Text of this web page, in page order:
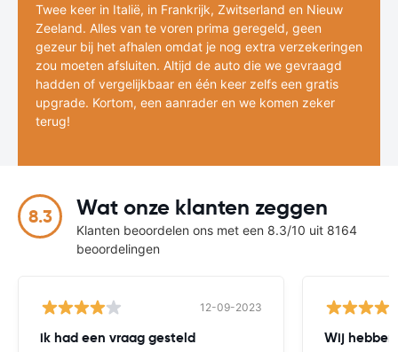
Twee keer in Italië, in Frankrijk, Zwitserland en Nieuw
Zeeland. Alles van te voren prima geregeld, geen
gezeur bij het afhalen omdat je nog extra verzekeringen
zou moeten afsluiten. Altijd de auto die we gevraagd
hadden of vergelijkbaar en één keer zelfs een gratis
upgrade. Kortom, een aanrader en we komen zeker
terug!
8.3 Wat onze klanten zeggen
Klanten beoordelen ons met een 8.3/10 uit 8164
beoordelingen
12-09-2023
ik had een vraag gesteld Wij